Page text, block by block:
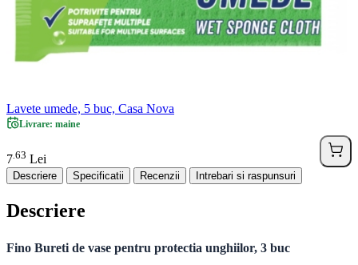
Lavete umede, 5 buc, Casa Nova
Livrare: maine
7 63 Lei
Descriere Specificatii Recenzii Intrebari si raspunsuri
Descriere
Fino Bureti de vase pentru protectia unghiilor, 3 buc